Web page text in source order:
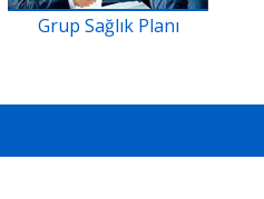
Grup Sağlık Planı